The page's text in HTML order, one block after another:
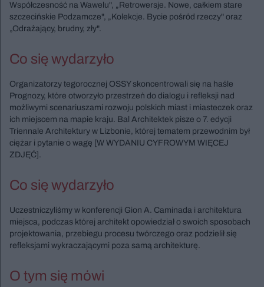
Współczesność na Wawelu", „Retrowersje. Nowe, całkiem stare
szczecińskie Podzamcze", „Kolekcje. Bycie pośród rzeczy" oraz
„Odrażający, brudny, zły".
Co się wydarzyło
Organizatorzy tegorocznej OSSY skoncentrowali się na haśle
Prognozy, które otworzyło przestrzeń do dialogu i refleksji nad
możliwymi scenariuszami rozwoju polskich miast i miasteczek oraz
ich miejscem na mapie kraju. Bal Architektek pisze o 7. edycji
Triennale Architektury w Lizbonie, której tematem przewodnim był
ciężar i pytanie o wagę [W WYDANIU CYFROWYM WIĘCEJ
ZDJĘĆ].
Co się wydarzyło
Uczestniczyliśmy w konferencji Gion A. Caminada i architektura
miejsca, podczas której architekt opowiedział o swoich sposobach
projektowania, przebiegu procesu twórczego oraz podzielił się
refleksjami wykraczającymi poza samą architekturę.
O tym się mówi